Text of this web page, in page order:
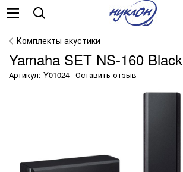
Комплекты акустики
Yamaha SET NS-160 Black
Артикул: Y01024 Оставить отзыв